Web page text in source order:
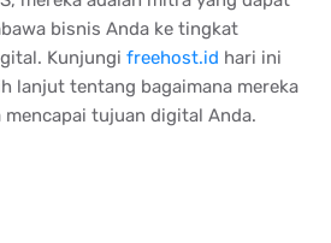
bisnis Anda ke tingkat
Kunjungi freehost.id hari ini
lanjut tentang bagaimana mereka
tujuan digital Anda.